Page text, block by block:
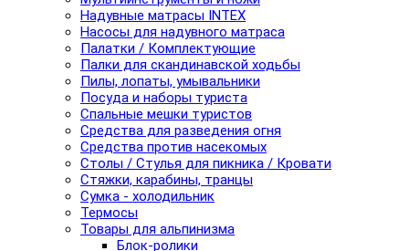
Надувные матрасы INTEX
Насосы для надувного матраса
Палатки / Комплектующие
Палки для скандинавской ходьбы
Пилы, лопаты, умывальники
Посуда и наборы туриста
Спальные мешки туристов
Средства для разведения огня
Средства против насекомых
Столы / Стулья для пикника / Кровати
Стяжки, карабины, транцы
Сумка - холодильник
Термосы
Товары для альпинизма
Блок-ролики